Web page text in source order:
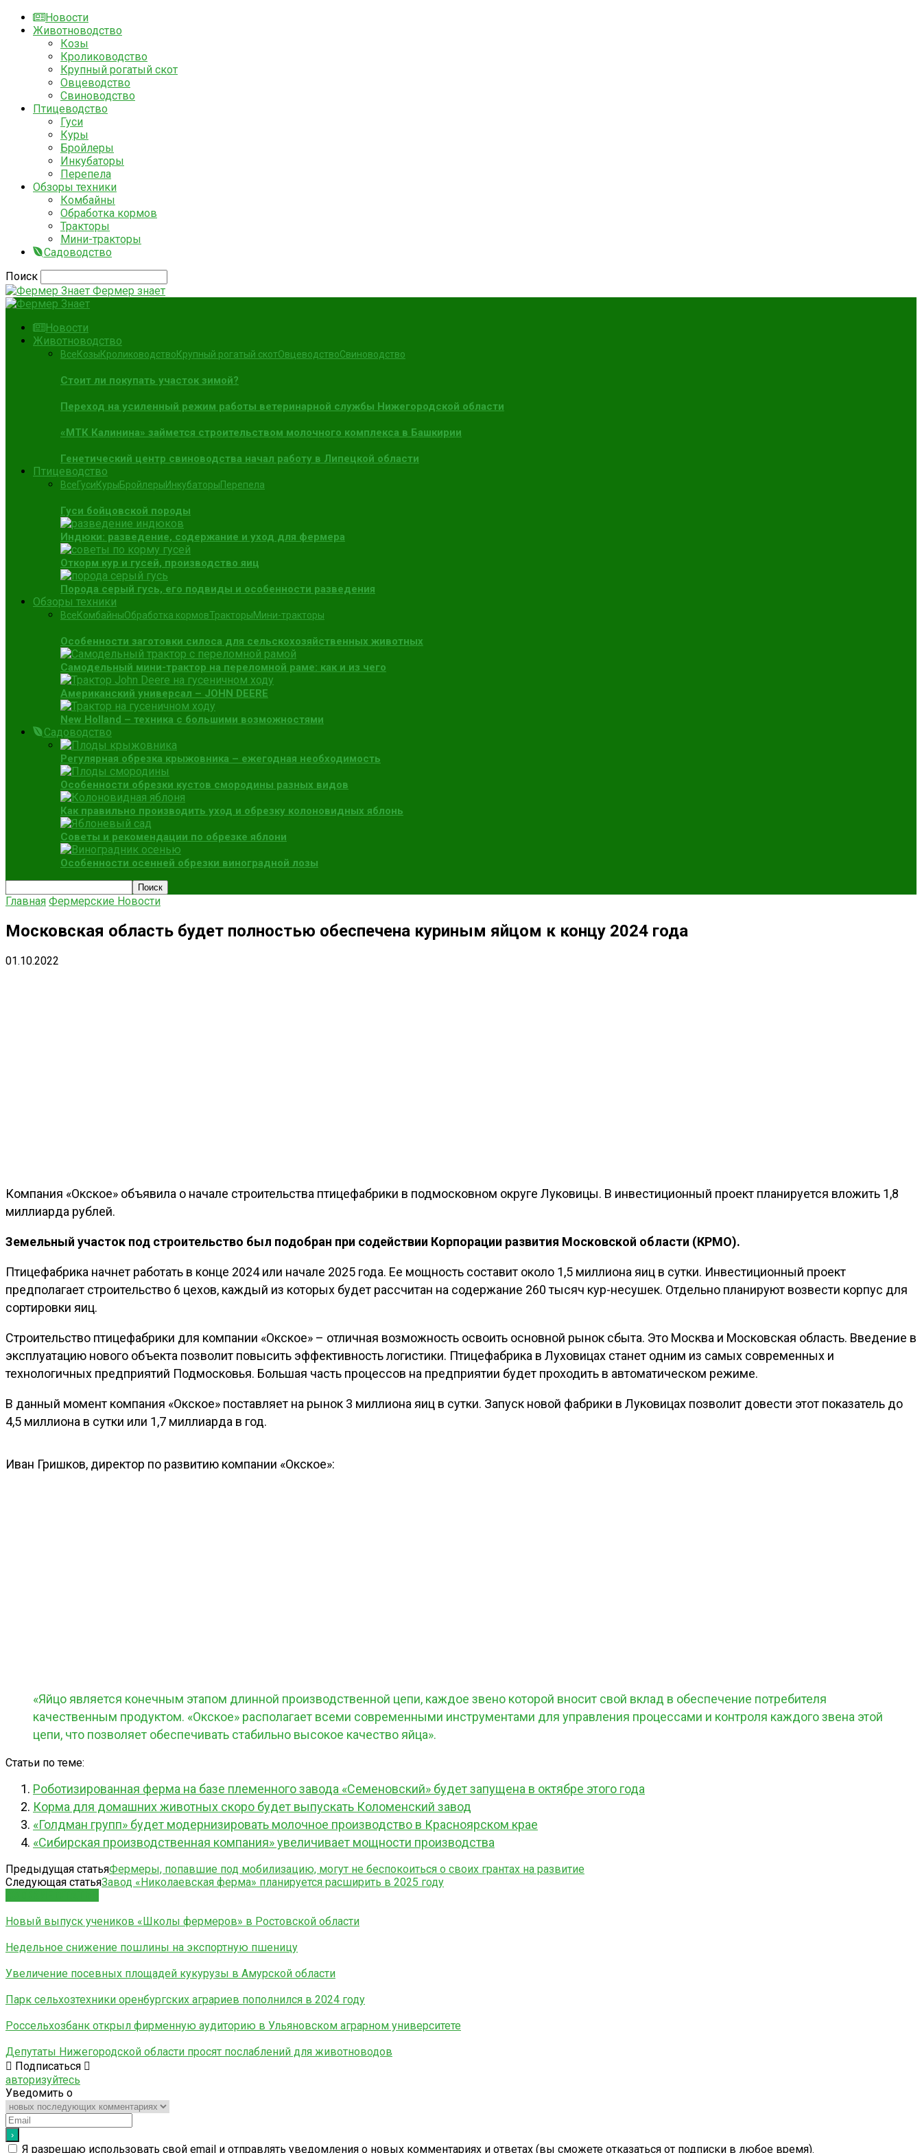
Новости
Животноводство
Козы
Кролиководство
Крупный рогатый скот
Овцеводство
Свиноводство
Птицеводство
Гуси
Куры
Бройлеры
Инкубаторы
Перепела
Обзоры техники
Комбайны
Обработка кормов
Тракторы
Мини-тракторы
Садоводство
Поиск
Фермер знает
Новости
Животноводство
ВсеКозыКролиководствоКрупный рогатый скотОвцеводствоСвиноводство
Стоит ли покупать участок зимой?
Переход на усиленный режим работы ветеринарной службы Нижегородской области
«МТК Калинина» займется строительством молочного комплекса в Башкирии
Генетический центр свиноводства начал работу в Липецкой области
Птицеводство
ВсеГусиКурыБройлерыИнкубаторыПерепела
Гуси бойцовской породы
Индюки: разведение, содержание и уход для фермера
Откорм кур и гусей, производство яиц
Порода серый гусь, его подвиды и особенности разведения
Обзоры техники
ВсеКомбайныОбработка кормовТракторыМини-тракторы
Особенности заготовки силоса для сельскохозяйственных животных
Самодельный мини-трактор на переломной раме: как и из чего
Американский универсал – JOHN DEERE
New Holland – техника с большими возможностями
Садоводство
Регулярная обрезка крыжовника – ежегодная необходимость
Особенности обрезки кустов смородины разных видов
Как правильно производить уход и обрезку колоновидных яблонь
Советы и рекомендации по обрезке яблони
Особенности осенней обрезки виноградной лозы
Главная Фермерские Новости
Московская область будет полностью обеспечена куриным яйцом к концу 2024 года
01.10.2022
Компания «Окское» объявила о начале строительства птицефабрики в подмосковном округе Луковицы. В инвестиционный проект планируется вложить 1,8
миллиарда рублей.
Земельный участок под строительство был подобран при содействии Корпорации развития Московской области (КРМО).
Птицефабрика начнет работать в конце 2024 или начале 2025 года. Ее мощность составит около 1,5 миллиона яиц в сутки. Инвестиционный проект
предполагает строительство 6 цехов, каждый из которых будет рассчитан на содержание 260 тысяч кур-несушек. Отдельно планируют возвести корпус для
сортировки яиц.
Строительство птицефабрики для компании «Окское» – отличная возможность освоить основной рынок сбыта. Это Москва и Московская область. Введение в
эксплуатацию нового объекта позволит повысить эффективность логистики. Птицефабрика в Луховицах станет одним из самых современных и
технологичных предприятий Подмосковья. Большая часть процессов на предприятии будет проходить в автоматическом режиме.
В данный момент компания «Окское» поставляет на рынок 3 миллиона яиц в сутки. Запуск новой фабрики в Луковицах позволит довести этот показатель до
4,5 миллиона в сутки или 1,7 миллиарда в год.
Иван Гришков, директор по развитию компании «Окское»:
«Яйцо является конечным этапом длинной производственной цепи, каждое звено которой вносит свой вклад в обеспечение потребителя
качественным продуктом. «Окское» располагает всеми современными инструментами для управления процессами и контроля каждого звена этой
цепи, что позволяет обеспечивать стабильно высокое качество яйца».
Статьи по теме:
Роботизированная ферма на базе племенного завода «Семеновский» будет запущена в октябре этого года
Корма для домашних животных скоро будет выпускать Коломенский завод
«Голдман групп» будет модернизировать молочное производство в Красноярском крае
«Сибирская производственная компания» увеличивает мощности производства
Предыдущая статьяФермеры, попавшие под мобилизацию, могут не беспокоиться о своих грантах на развитие
Следующая статьяЗавод «Николаевская ферма» планируется расширить в 2025 году
Новый выпуск учеников «Школы фермеров» в Ростовской области
Недельное снижение пошлины на экспортную пшеницу
Увеличение посевных площадей кукурузы в Амурской области
Парк сельхозтехники оренбургских аграриев пополнился в 2024 году
Россельхозбанк открыл фирменную аудиторию в Ульяновском аграрном университете
Депутаты Нижегородской области просят послаблений для животноводов
Подписаться
авторизуйтесь
Уведомить о
Я разрешаю использовать свой email и отправлять уведомления о новых комментариях и ответах (вы cможете отказаться от подписки в любое время).